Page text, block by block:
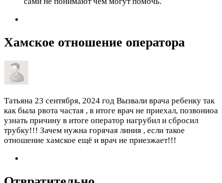
Хамское отношение оператора
Татьяна 23 сентября, 2024 год Вызвали врача ребенку так
как была рвота частая , в итоге врач не приехал, позвониоа
узнать причину в итоге оператор нагрубил и сбросил
трубку!!! Зачем нужна горячая линия , если такое
отношение хамское ещё и врач не приезжает!!!